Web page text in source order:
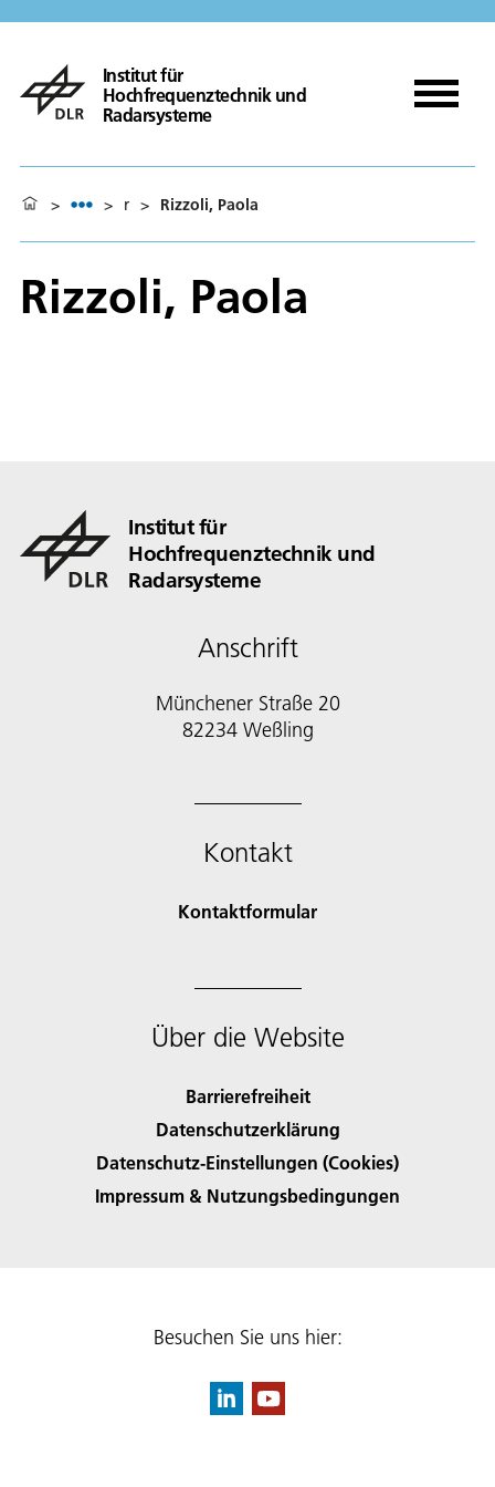
Institut für
Hochfrequenztechnik und
Radarsysteme
> > r > Rizzoli, Paola
Rizzoli, Paola
Institut für
Hochfrequenztechnik und
Radarsysteme
Anschrift
Münchener Straße 20
82234 Weßling
Kontakt
Kontaktformular
Über die Website
Barrierefreiheit
Datenschutzerklärung
Datenschutz-Einstellungen (Cookies)
Impressum & Nutzungsbedingungen
Besuchen Sie uns hier: